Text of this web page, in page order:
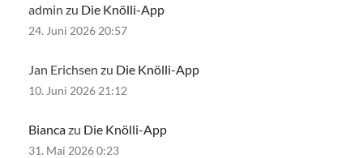
admin zu Die Knölli-App
24. Juni 2026 20:57
Jan Erichsen zu Die Knölli-App
10. Juni 2026 21:12
Biancazu Die Knölli-App
31. Mai 2026 0:23